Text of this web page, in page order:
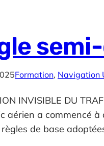
Formation, Navigation
INVISIBLE DU
aérien a commencé
de base